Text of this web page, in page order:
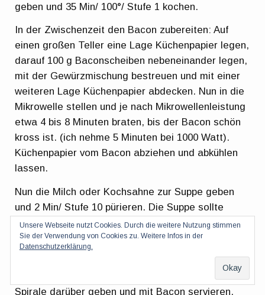
geben und 35 Min/ 100°/ Stufe 1 kochen.
In der Zwischenzeit den Bacon zubereiten: Auf
einen großen Teller eine Lage Küchenpapier legen,
darauf 100 g Baconscheiben nebeneinander legen,
mit der Gewürzmischung bestreuen und mit einer
weiteren Lage Küchenpapier abdecken. Nun in die
Mikrowelle stellen und je nach Mikrowellenleistung
etwa 4 bis 8 Minuten braten, bis der Bacon schön
kross ist. (ich nehme 5 Minuten bei 1000 Watt).
Küchenpapier vom Bacon abziehen und abkühlen
lassen.
Nun die Milch oder Kochsahne zur Suppe geben
und 2 Min/ Stufe 10 pürieren. Die Suppe sollte
schön dickflüssig sein, ansonsten noch mehr Milch
oder Kochsahne zugeben.
Die Suppe in Schalen oder Tellern anrichten, mit
etwas Gewürzmischung bestreuen, den Honig als
Spirale darüber geben und mit Bacon servieren.
Unsere Webseite nutzt Cookies. Durch die weitere Nutzung stimmen
Sie der Verwendung von Cookies zu. Weitere Infos in der
Datenschutzerklärung.